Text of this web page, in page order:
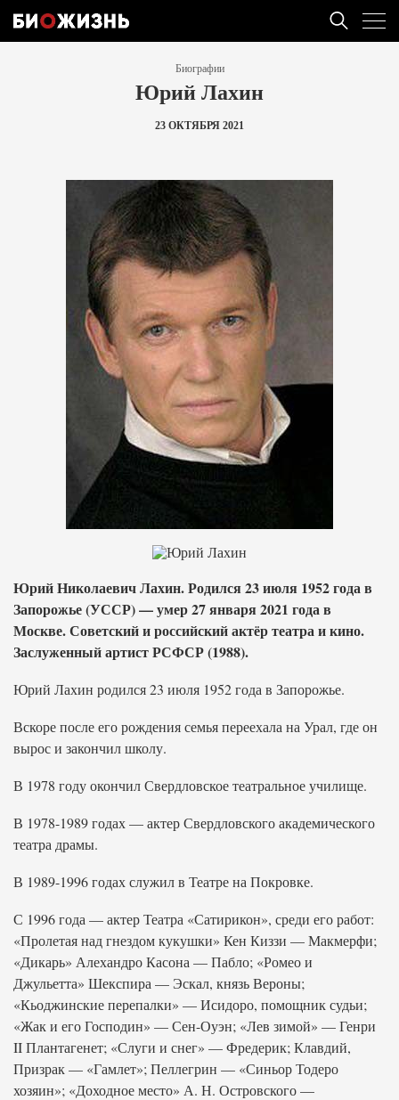
Биографии
Юрий Лахин
23 ОКТЯБРЯ 2021
Юрий Николаевич Лахин. Родился 23 июля 1952 года в
Запорожье (УССР) — умер 27 января 2021 года в
Москве. Советский и российский актёр театра и кино.
Заслуженный артист РСФСР (1988).
Юрий Лахин родился 23 июля 1952 года в Запорожье.
Вскоре после его рождения семья переехала на Урал, где он
вырос и закончил школу.
В 1978 году окончил Свердловское театральное училище.
В 1978-1989 годах — актер Свердловского академического
театра драмы.
В 1989-1996 годах служил в Театре на Покровке.
С 1996 года — актер Театра «Сатирикон», среди его работ:
«Пролетая над гнездом кукушки» Кен Киззи — Макмерфи;
«Дикарь» Алехандро Касона — Пабло; «Ромео и
Джульетта» Шекспира — Эскал, князь Вероны;
«Кьоджинские перепалки» — Исидоро, помощник судьи;
«Жак и его Господин» — Сен-Оуэн; «Лев зимой» — Генри
II Плантагенет; «Слуги и снег» — Фредерик; Клавдий,
Призрак — «Гамлет»; Пеллегрин — «Синьор Тодеро
хозяин»; «Доходное место» А. Н. Островского —